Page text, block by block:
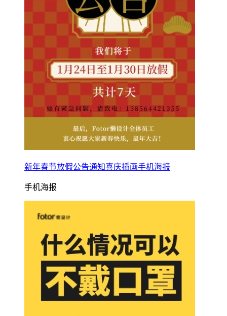
新年春节放假公告通知喜庆插画手机海报
手机海报